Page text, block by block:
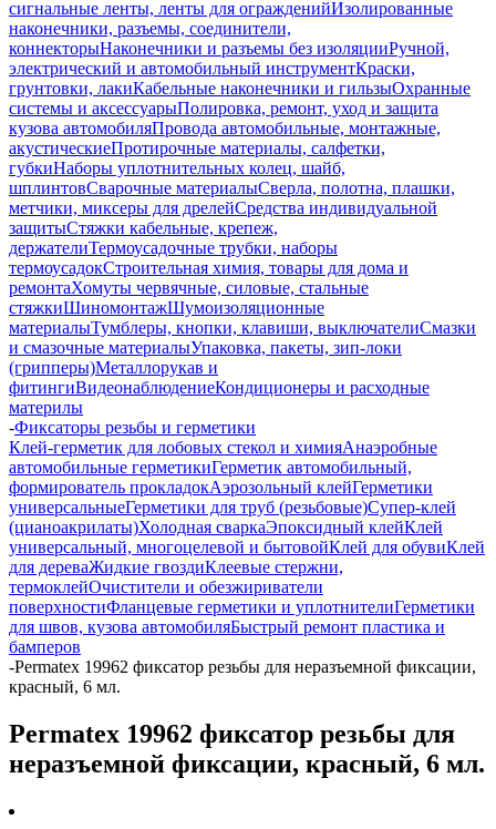
сигнальные ленты, ленты для огражденийИзолированные
наконечники, разъемы, соединители,
коннекторыНаконечники и разъемы без изоляцииРучной,
электрический и автомобильный инструментКраски,
грунтовки, лакиКабельные наконечники и гильзыОхранные
системы и аксессуарыПолировка, ремонт, уход и защита
кузова автомобиляПровода автомобильные, монтажные,
акустическиеПротирочные материалы, салфетки,
губкиНаборы уплотнительных колец, шайб,
шплинтовСварочные материалыСверла, полотна, плашки,
метчики, миксеры для дрелейСредства индивидуальной
защитыСтяжки кабельные, крепеж,
держателиТермоусадочные трубки, наборы
термоусадокСтроительная химия, товары для дома и
ремонтаХомуты червячные, силовые, стальные
стяжкиШиномонтажШумоизоляционные
материалыТумблеры, кнопки, клавиши, выключателиСмазки
и смазочные материалыУпаковка, пакеты, зип-локи
(грипперы)Металлорукав и
фитингиВидеонаблюдениеКондиционеры и расходные
материлы
-Фиксаторы резьбы и герметики
Клей-герметик для лобовых стекол и химияАнаэробные
автомобильные герметикиГерметик автомобильный,
формирователь прокладокАэрозольный клейГерметики
универсальныеГерметики для труб (резьбовые)Супер-клей
(цианоакрилаты)Холодная сваркаЭпоксидный клейКлей
универсальный, многоцелевой и бытовойКлей для обувиКлей
для дереваЖидкие гвоздиКлеевые стержни,
термоклейОчистители и обезжириватели
поверхностиФланцевые герметики и уплотнителиГерметики
для швов, кузова автомобиляБыстрый ремонт пластика и
бамперов
-Permatex 19962 фиксатор резьбы для неразъемной фиксации,
красный, 6 мл.
Permatex 19962 фиксатор резьбы для
неразъемной фиксации, красный, 6 мл.